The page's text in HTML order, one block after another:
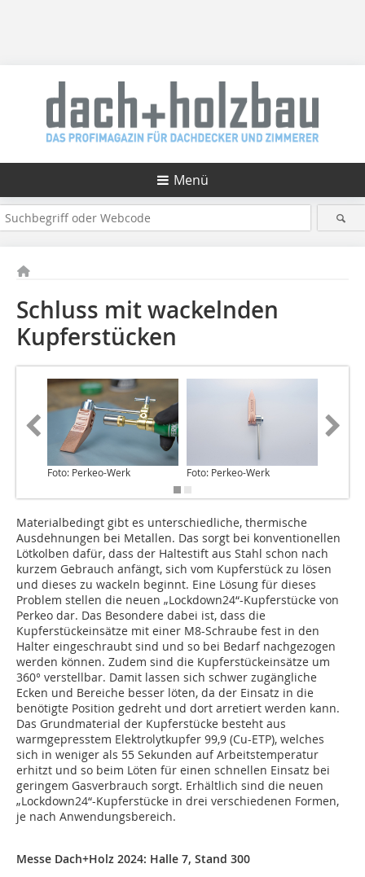
Menü
Schluss mit wackelnden
Kupferstücken
Foto: Perkeo-Werk Foto: Perkeo-Werk
Materialbedingt gibt es unterschiedliche, thermische
Ausdehnungen bei Metallen. Das sorgt bei konventionellen
Lötkolben dafür, dass der Haltestift aus Stahl schon nach
kurzem Gebrauch anfängt, sich vom Kupferstück zu lösen
und dieses zu wackeln beginnt. Eine Lösung für dieses
Problem stellen die neuen „Lockdown24“-Kupferstücke von
Perkeo dar. Das Besondere dabei ist, dass die
Kupferstückeinsätze mit einer M8-Schraube fest in den
Halter eingeschraubt sind und so bei Bedarf nachgezogen
werden können. Zudem sind die Kupferstückeinsätze um
360° verstellbar. Damit lassen sich schwer zugängliche
Ecken und Bereiche besser löten, da der Einsatz in die
benötigte Position gedreht und dort arretiert werden kann.
Das Grund­material der Kupferstücke besteht aus
warmgepresstem Elektrolytkupfer 99,9 (Cu-ETP), welches
sich in weniger als 55 Sekunden auf Arbeitstemperatur
erhitzt und so beim Löten für einen schnellen Einsatz bei
geringem Gasverbrauch sorgt. Erhältlich sind die neuen
„Lockdown24“-Kupferstücke in drei verschiedenen Formen,
je nach Anwendungsbereich.
Messe Dach+Holz 2024: Halle 7, Stand 300